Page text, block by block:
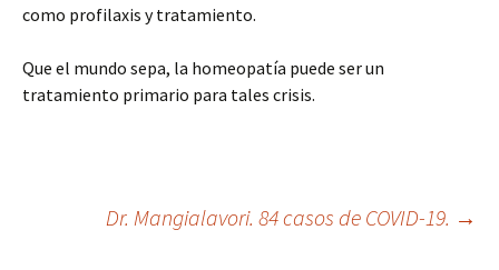
como profilaxis y tratamiento.
Que el mundo sepa, la homeopatía puede ser un
tratamiento primario para tales crisis.
Dr. Mangialavori. 84 casos de COVID-19. →